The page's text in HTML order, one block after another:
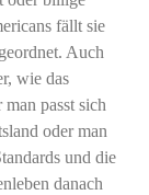
fällt sie
Auch
wie das
passt sich
oder man
und die
danach